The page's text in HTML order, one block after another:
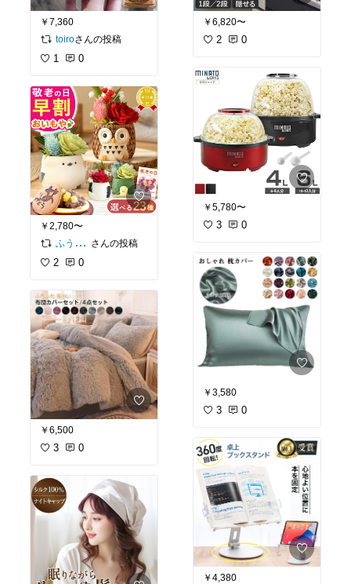
￥7,360
toiroさんの投稿
1 0
￥2,780〜
ふう🧸🌷かわいい暮らし
さんの投稿
2 0
￥6,500
3 0
￥6,820〜
2 0
￥5,780〜
3 0
￥3,580
3 0
￥4,380